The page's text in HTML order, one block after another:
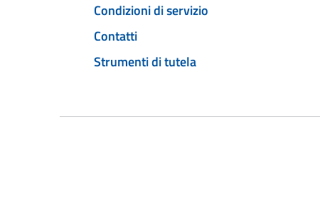
Condizioni di servizio
Contatti
Strumenti di tutela